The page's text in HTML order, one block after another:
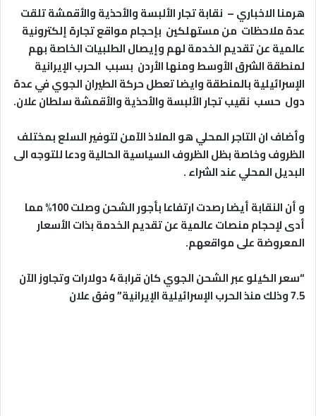
هرمنا الاخباري – نقابة تجار الألبسة والأحذية والأقمشة تلقت
عدة ملاحظات من مستهلكين بإحجام مواقع تجارة إلكترونية
عالمية عن تقديم الخدمة لهم وإيصال الطلبيات الخاصة بهم
لمنطقة الشرق الأوسط ومنها الأردن بسبب الحرب الإيرانية
الإسرائيلية بالمنطقة وايضا تعطل حركة الطيران الجوي في عدة
دول حسب نقيب تجار الألبسة والأحذية والأقمشة سلطان علان.
وأضاف ان التاجر المحلي هو الملاذ الآمن لتوفير السلع بمختلف
الظروف وخاصة بظل الظروف السياسية الحالية ودعا للتوجه الى
البديل المحلي عند الشراء .
و أن النقابة أيضا رصدت ارتفاعا بأجور الشحن وصلت 100% مما
أدى لإحجام منصات عالمية عن تقديم الخدمة بذات الأسعار
المعروضة على مواقعهم.
“سعر الكيلو عبر الشحن الجوي كان قرابة 4 دولارات وتجاوز الآن
7.5 وذلك منذ الحرب الإسرائيلية الإيرانية” وفق علان